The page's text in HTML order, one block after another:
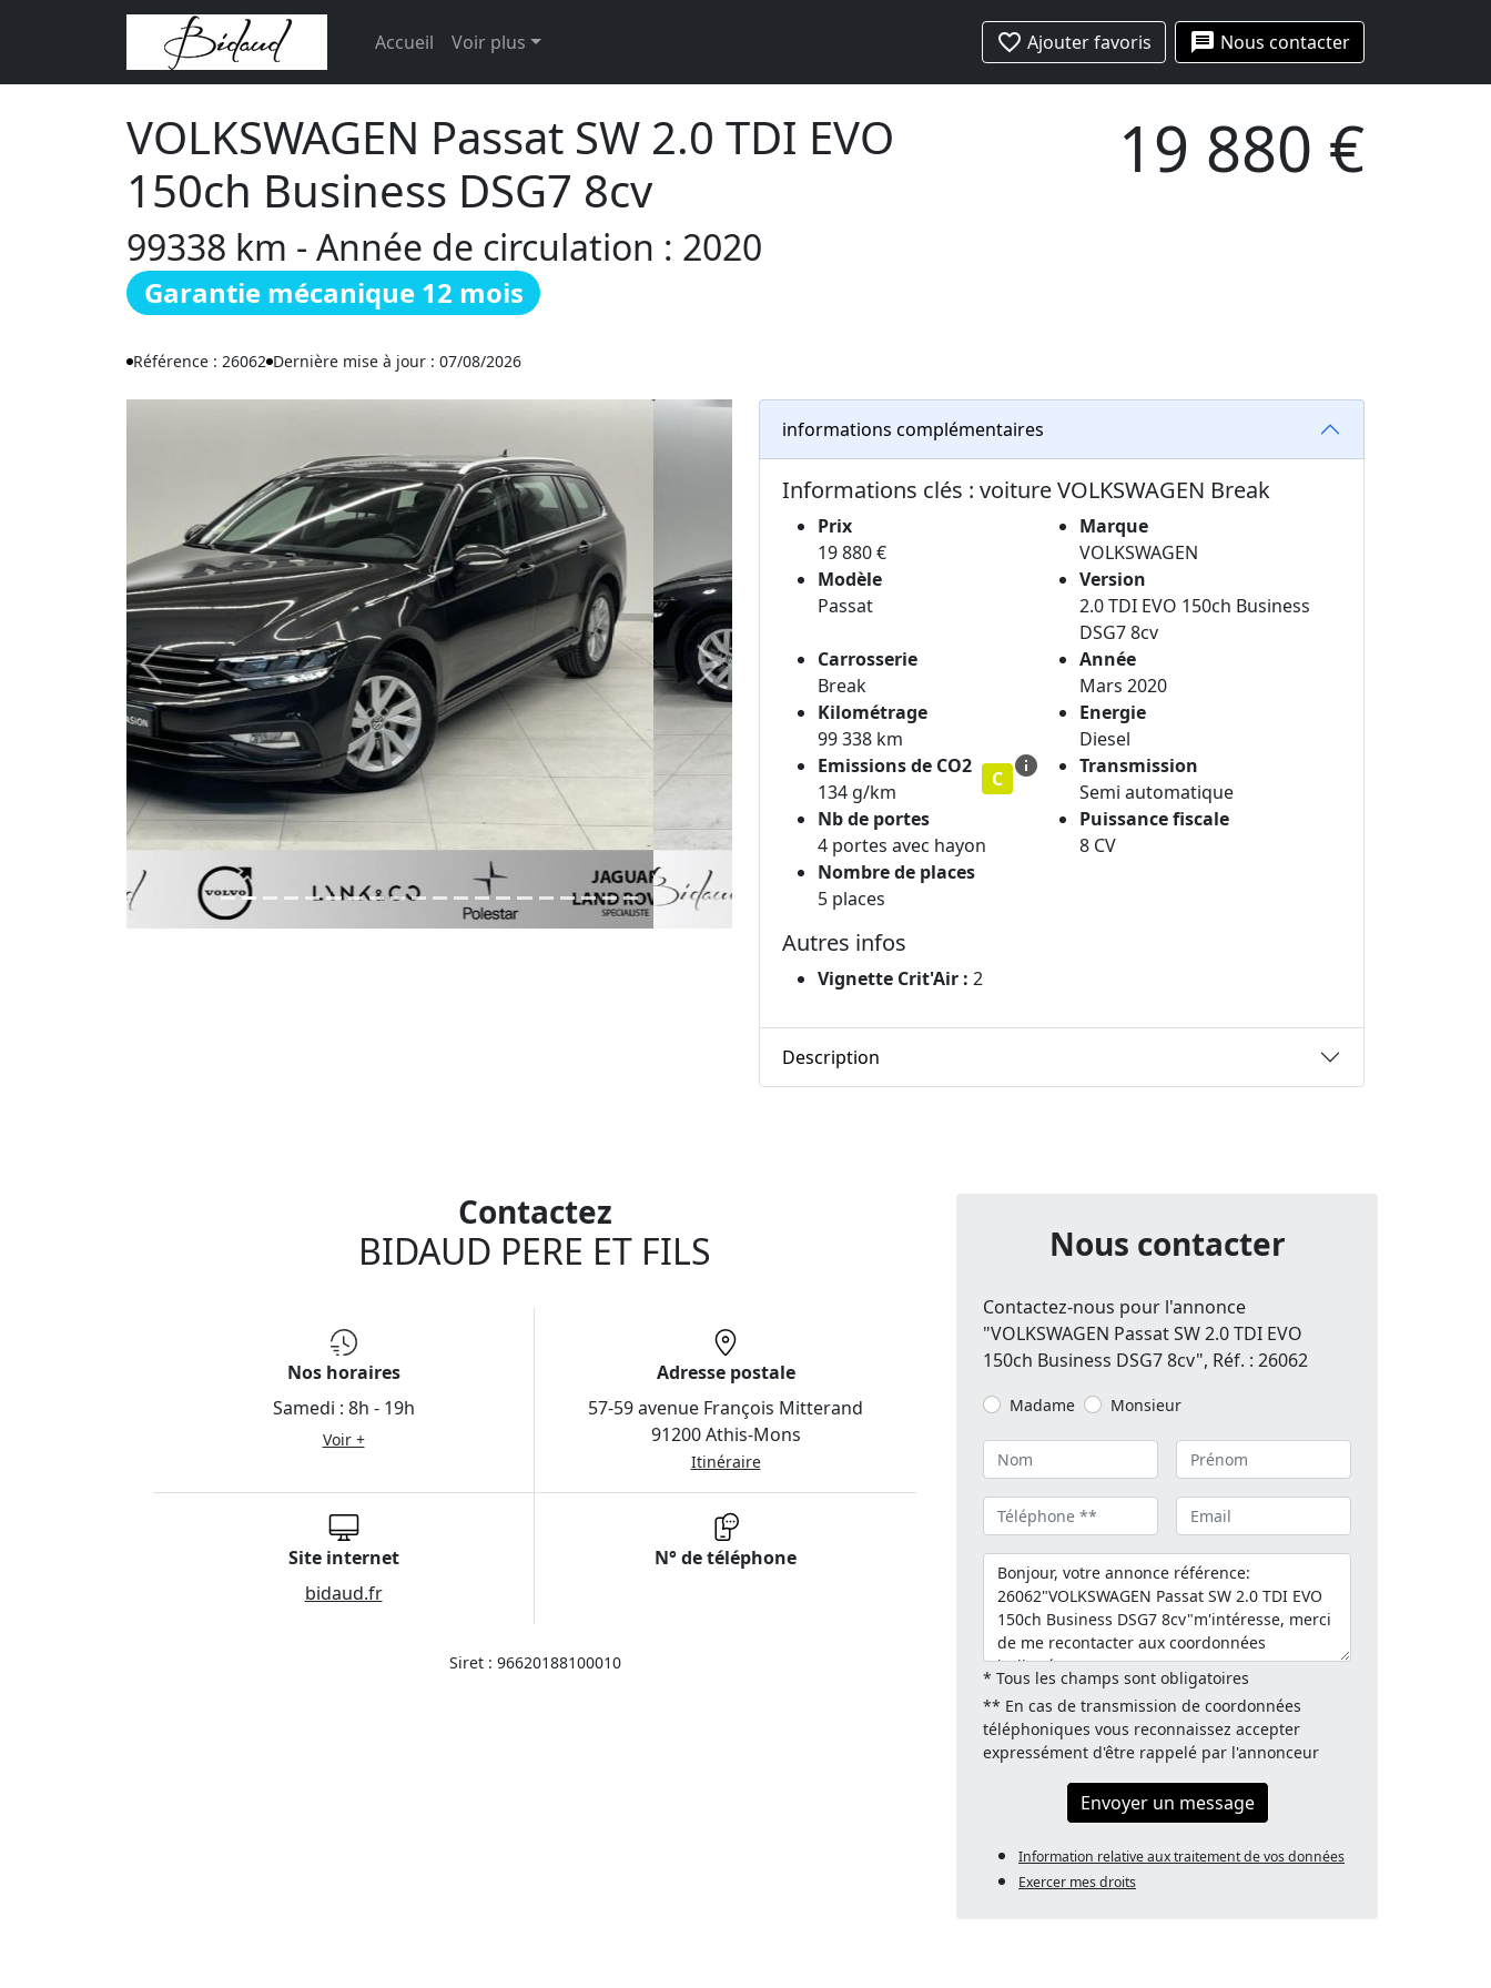
Accueil Voir plus favorite_border Ajouter favoris message Nous contacter
VOLKSWAGEN Passat SW 2.0 TDI EVO
150ch Business DSG7 8cv
99338 km - Année de circulation : 2020
Garantie mécanique 12 mois
19 880 €
Référence : 26062 Dernière mise à jour : 07/08/2026
Previous Next
informations complémentaires
Informations clés : voiture VOLKSWAGEN Break
Prix
19 880 €
Marque
VOLKSWAGEN
Modèle
Passat
Version
2.0 TDI EVO 150ch Business
DSG7 8cv
Carrosserie
Break
Année
Mars 2020
Kilométrage
99 338 km
Energie
Diesel
Emissions de CO2
134 g/km
C info
Transmission
Semi automatique
Nb de portes
4 portes avec hayon
Puissance fiscale
8 CV
Nombre de places
5 places
Autres infos
Vignette Crit'Air : 2
Description
Contactez
BIDAUD PERE ET FILS
Nos horaires
Samedi : 8h - 19h
Voir +
Adresse postale
57-59 avenue François Mitterand
91200 Athis-Mons
Itinéraire
Site internet
bidaud.fr
N° de téléphone
Siret : 96620188100010
Nous contacter
Contactez-nous pour l'annonce
"VOLKSWAGEN Passat SW 2.0 TDI EVO
150ch Business DSG7 8cv", Réf. : 26062
Madame Monsieur
* Tous les champs sont obligatoires
** En cas de transmission de coordonnées
téléphoniques vous reconnaissez accepter
expressément d'être rappelé par l'annonceur
Envoyer un message
Information relative aux traitement de vos données
Exercer mes droits